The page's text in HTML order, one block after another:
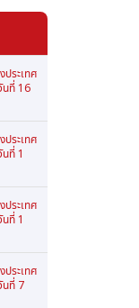
ประเทศ
นที่ 16
ประเทศ
ที่ 1
ประเทศ
ที่ 1
ประเทศ
นที่ 7